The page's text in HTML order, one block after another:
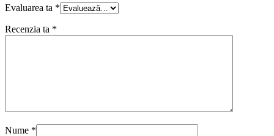
Evaluarea ta *
Recenzia ta *
Nume *